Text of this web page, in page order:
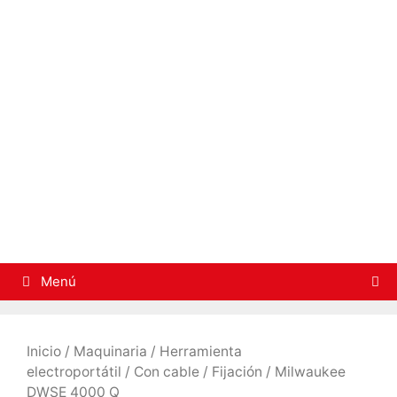
Menú
Inicio / Maquinaria / Herramienta
electroportátil / Con cable / Fijación / Milwaukee
DWSE 4000 Q